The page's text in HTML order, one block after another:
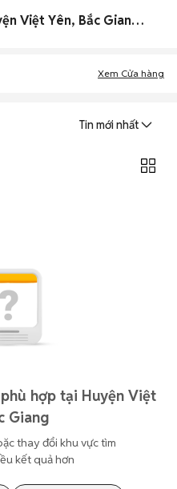
0 Zte Blade V70 Max cũ Huyện Việt Yên, Bắc Giang đẹp
Xem Cửa hàng
Tin mới nhất
hợp tại Huyện Việt
Giang
thay đổi khu vực tìm
kết quả hơn